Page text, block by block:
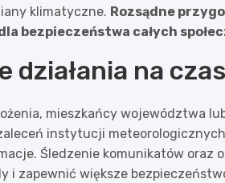
klimatyczne. Rozsądne
bezpieczeństwa całych
działania na
mieszkańcy województwa
instytucji
Śledzenie komunikatów oraz
i zapewnić większe